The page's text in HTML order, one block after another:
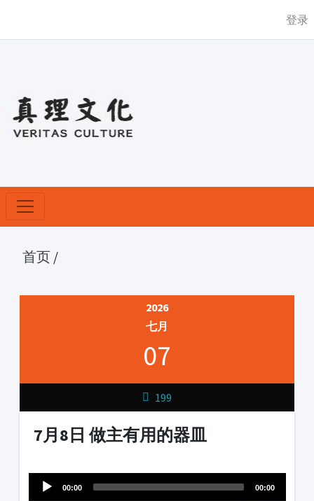
登录
首页 /
2026
七月
07
199
7月8日 做主有用的器皿
Player
00:00 00:00